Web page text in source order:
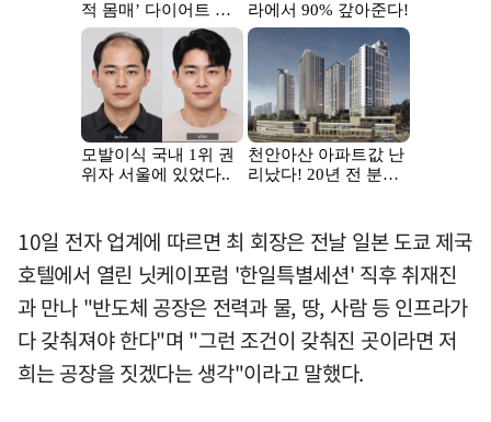
10일 전자 업계에 따르면 최 회장은 전날 일본 도쿄 제국
호텔에서 열린 닛케이포럼 '한일특별세션' 직후 취재진
과 만나 "반도체 공장은 전력과 물, 땅, 사람 등 인프라가
다 갖춰져야 한다"며 "그런 조건이 갖춰진 곳이라면 저
희는 공장을 짓겠다는 생각"이라고 말했다.